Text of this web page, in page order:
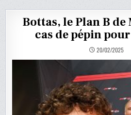
Bottas, le Plan B de
cas de pépin
20/02/2025